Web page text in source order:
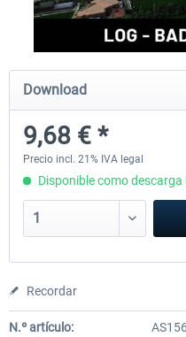
Aerosoft Mega Airport
Download
9,68 € *
Precio incl. 21% IVA legal
Disponible como
Recordar
N.º artículo: